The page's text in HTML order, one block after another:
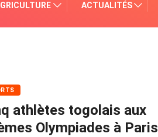
ACTUALITÉS
athlètes togolais aux
Olympiades à Paris